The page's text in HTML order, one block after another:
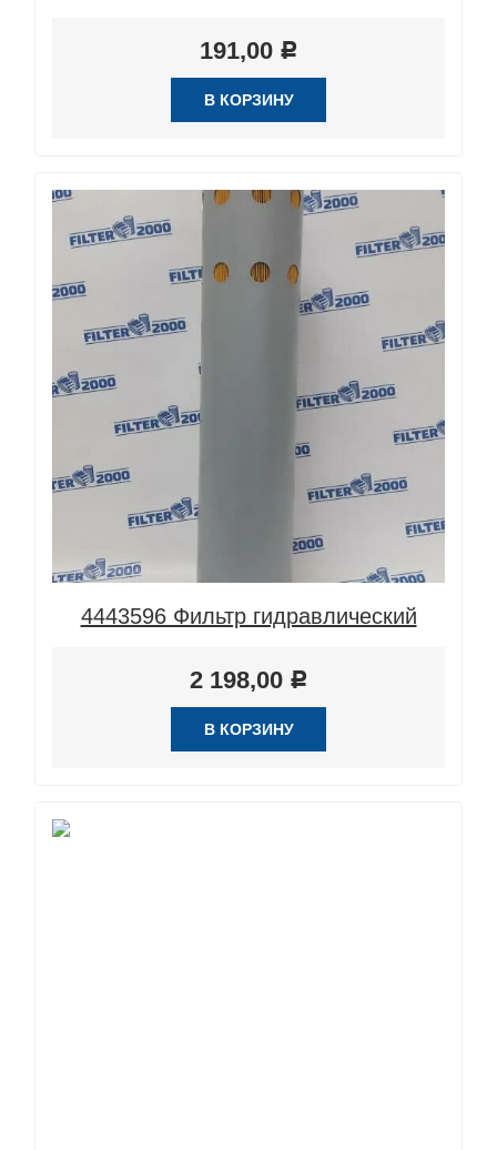
191,00 Р
В КОРЗИНУ
4443596 Фильтр гидравлический
2 198,00 Р
В КОРЗИНУ